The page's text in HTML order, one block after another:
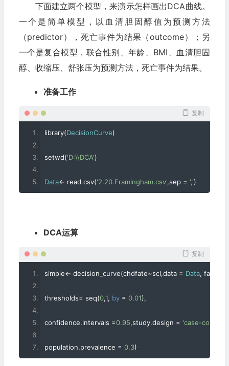
下面建立两个模型，来演示怎样画出DCA曲线。
一个是简单模型，以血清胆固醇值为预测方法
（predictor），死亡事件为结果（outcome）；另
一个是复合模型，联合性别、年龄、BMI、血清胆固
醇、收缩压、舒张压为预测方法，死亡事件为结果。
准备工作
复制
library(DecisionCurve)
setwd('D:\\DCA')
Data<- read.csv('2.20.Framingham.csv',sep = ',')
DCA运算
复制
simple<- decision_curve(chdfate~scl,data = Data, family
thresholds= seq(0,1, by = 0.01),
confidence.intervals =0.95,study.design = 'case-control'
population.prevalence = 0.3)